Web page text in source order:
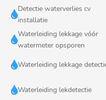

Detectie waterverlies cv
installatie

Waterleiding lekkage vóór
watermeter opsporen
Waterleiding lekkage
Waterleiding lekdetectie